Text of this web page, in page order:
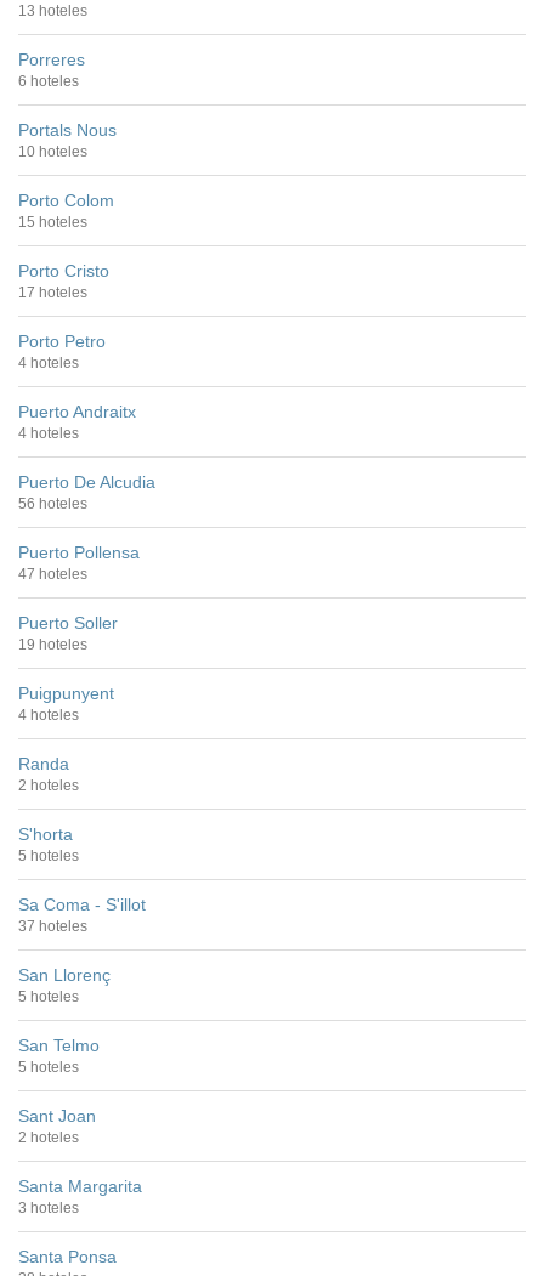
13 hoteles
Porreres
6 hoteles
Portals Nous
10 hoteles
Porto Colom
15 hoteles
Porto Cristo
17 hoteles
Porto Petro
4 hoteles
Puerto Andraitx
4 hoteles
Puerto De Alcudia
56 hoteles
Puerto Pollensa
47 hoteles
Puerto Soller
19 hoteles
Puigpunyent
4 hoteles
Randa
2 hoteles
S'horta
5 hoteles
Sa Coma - S'illot
37 hoteles
San Llorenç
5 hoteles
San Telmo
5 hoteles
Sant Joan
2 hoteles
Santa Margarita
3 hoteles
Santa Ponsa